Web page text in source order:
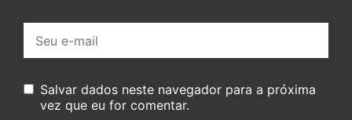
mail:
Salvar dados neste navegador para a próxima
vez que eu for comentar.